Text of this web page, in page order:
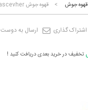
قهوه جوش > قهوه جوش Hascevher سایز 6 مسی
اشتراک گذاری ارسال به دوست
تخفیف در خرید بعدی دریافت کنید !